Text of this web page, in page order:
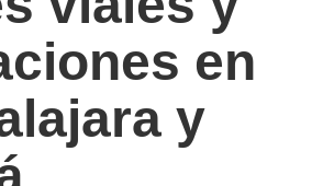
en
y